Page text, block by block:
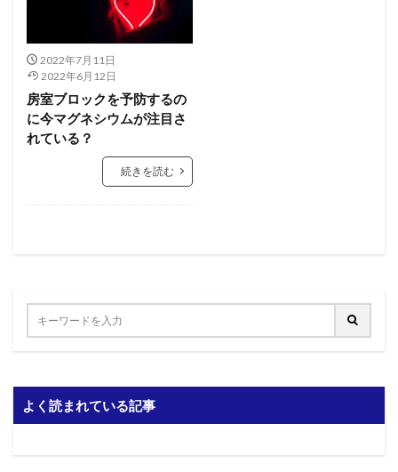
2022年7月11日
2022年6月12日
房室ブロックを予防するの
に今マグネシウムが注目さ
れている？
続きを読む
よく読まれている記事